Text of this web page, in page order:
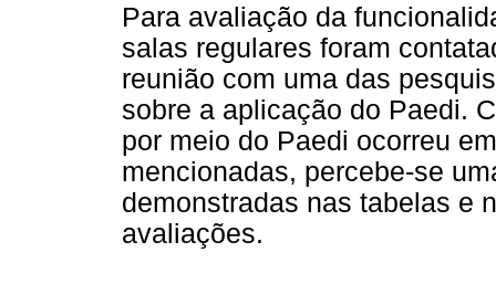
Para avaliação da
salas regulares foram
reunião com uma das
sobre a aplicação do Paedi.
por meio do Paedi ocorreu
mencionadas, percebe-se
demonstradas nas tabelas e
avaliações.